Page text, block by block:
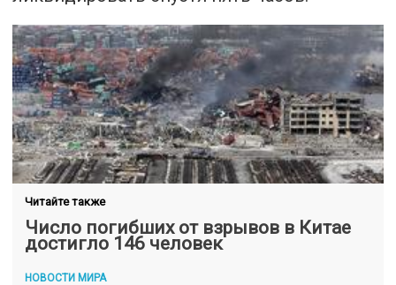
Читайте также
Число погибших от взрывов в Китае
достигло 146 человек
НОВОСТИ МИРА